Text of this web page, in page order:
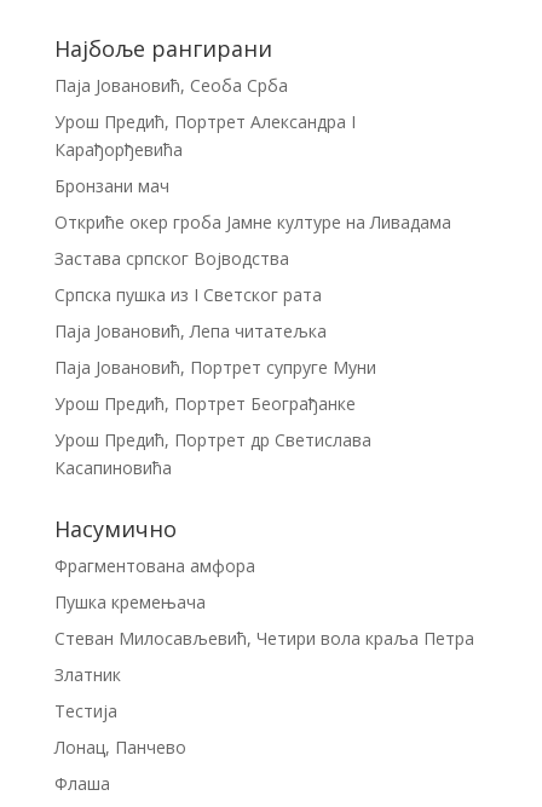
Најбоље рангирани
Паја Јовановић, Сеоба Срба
Урош Предић, Портрет Александра I
Карађорђевића
Бронзани мач
Откриће окер гроба Јамне културе на Ливадама
Застава српског Војводства
Српска пушка из I Светског рата
Паја Јовановић, Лепа читатељка
Паја Јовановић, Портрет супруге Муни
Урош Предић, Портрет Београђанке
Урош Предић, Портрет др Светислава
Касапиновића
Насумично
Фрагментована амфора
Пушка кремењача
Стеван Милосављевић, Четири вола краља Петра
Златник
Тестија
Лонац, Панчево
Флаша